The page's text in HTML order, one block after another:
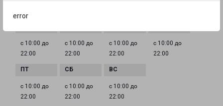
error
с 10:00 до
22:00
с 10:00 до
22:00
с 10:00 до
22:00
с 10:00 до
22:00
с 10:00 до
22:00
с 10:00 до
22:00
с 10:00 до
22:00